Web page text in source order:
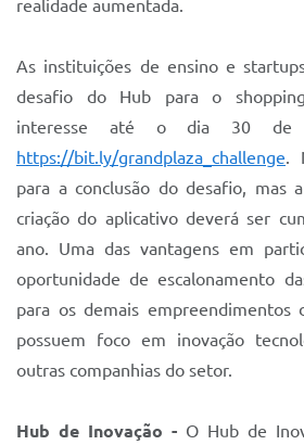
realidade aumentada.
As instituições de ensino e
desafio do Hub para o
interesse até o dia 30 de
https://bit.ly/grandplaza_challenge.
para a conclusão do desafio, mas
criação do aplicativo deverá ser
ano. Uma das vantagens em
oportunidade de escalonamento
para os demais empreendimentos
possuem foco em inovação
outras companhias do setor.
Hub de Inovação - O Hub de